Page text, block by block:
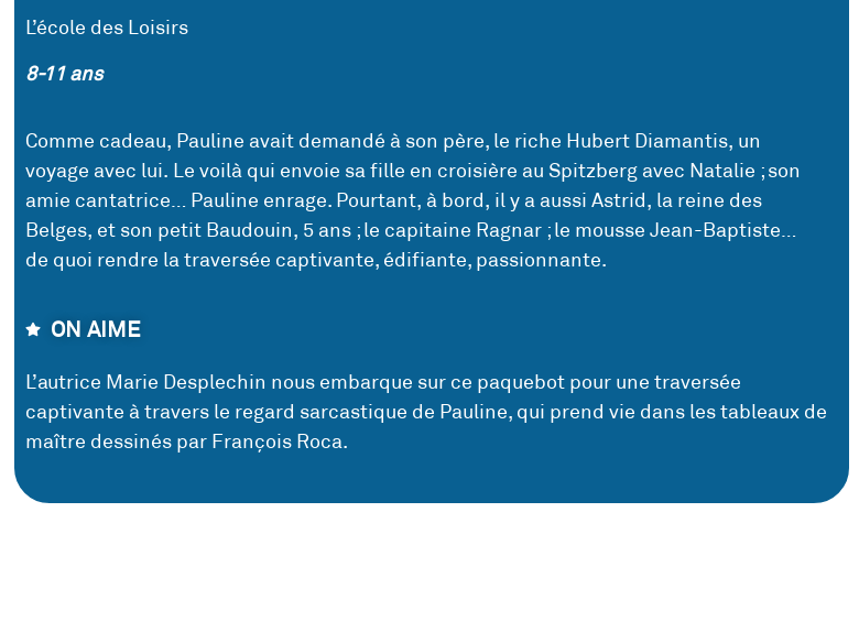
L’école des Loisirs
8-11 ans
Comme cadeau, Pauline avait demandé à son père, le riche Hubert Diamantis, un
voyage avec lui. Le voilà qui envoie sa fille en croisière au Spitzberg avec Natalie ; son
amie cantatrice… Pauline enrage. Pourtant, à bord, il y a aussi Astrid, la reine des
Belges, et son petit Baudouin, 5 ans ; le capitaine Ragnar ; le mousse Jean-Baptiste…
de quoi rendre la traversée captivante, édifiante, passionnante.
ON AIME
L’autrice Marie Desplechin nous embarque sur ce paquebot pour une traversée
captivante à travers le regard sarcastique de Pauline, qui prend vie dans les tableaux de
maître dessinés par François Roca.